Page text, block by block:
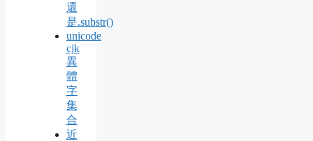
還
是.substr()
unicode
cjk
異
體
字
集
合
近